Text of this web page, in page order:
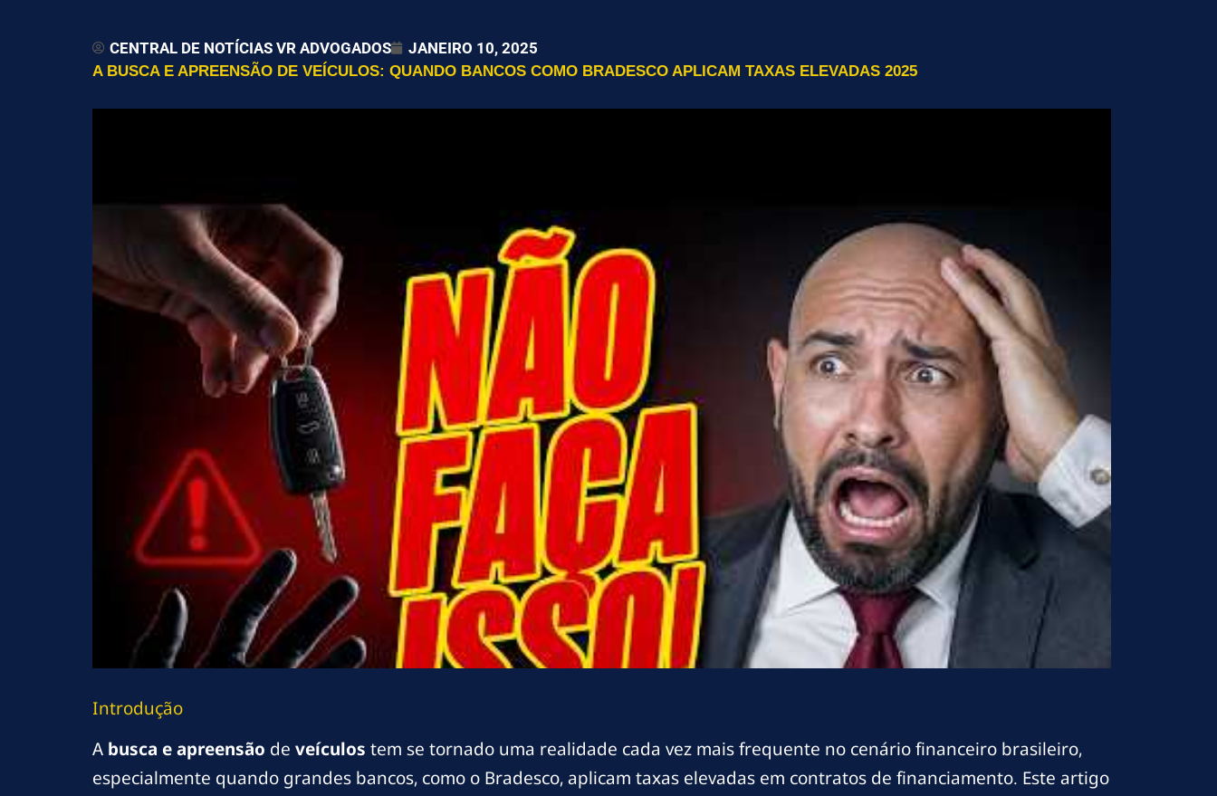
CENTRAL DE NOTÍCIAS VR ADVOGADOS JANEIRO 10, 2025
A BUSCA E APREENSÃO DE VEÍCULOS: QUANDO BANCOS COMO BRADESCO APLICAM TAXAS ELEVADAS 2025
Introdução
A busca e apreensão de veículos tem se tornado uma realidade cada vez mais frequente no cenário financeiro brasileiro,
especialmente quando grandes bancos, como o Bradesco, aplicam taxas elevadas em contratos de financiamento. Este artigo